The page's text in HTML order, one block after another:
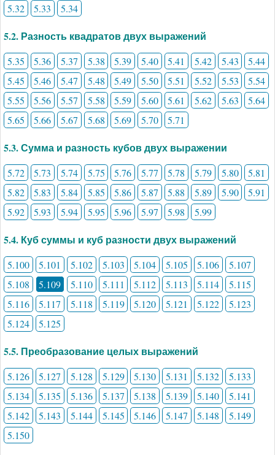
5.32
5.33 5.34
5.2. Разность квадратов двух выражений
5.35 5.36 5.37 5.38 5.39 5.40 5.41 5.42 5.43
5.44
5.45
5.46 5.47 5.48 5.49 5.50 5.51 5.52 5.53
5.54
5.55
5.56 5.57 5.58 5.59 5.60 5.61 5.62 5.63
5.64
5.65
5.66 5.67 5.68 5.69 5.70 5.71
5.3. Сумма и разность кубов двух выражении
5.72 5.73 5.74 5.75 5.76 5.77 5.78 5.79 5.80
5.81
5.82
5.83 5.84 5.85 5.86 5.87 5.88 5.89 5.90
5.91
5.92
5.93 5.94 5.95 5.96 5.97 5.98 5.99
5.4. Куб суммы и куб разности двух выражений
5.100 5.101 5.102 5.103 5.104 5.105 5.106
5.107
5.108
5.109 5.110 5.111 5.112 5.113 5.114
5.115
5.116
5.117 5.118 5.119 5.120 5.121 5.122
5.123
5.124
5.125
5.5. Преобразование целых выражений
5.126 5.127 5.128 5.129 5.130 5.131 5.132
5.133
5.134
5.135 5.136 5.137 5.138 5.139 5.140
5.141
5.142
5.143 5.144 5.145 5.146 5.147 5.148
5.149
5.150